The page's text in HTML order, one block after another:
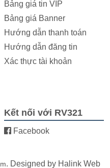
Bảng giá tin VIP
Bảng giá Banner
Hướng dẫn thanh toán
Hướng dẫn đăng tin
Xác thực tài khoản
Kết nối với RV321
Facebook
. Designed by Halink Web